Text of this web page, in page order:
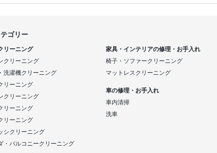
ゴリー
リーニング
クリーニング
洗濯機クリーニング
リーニング
クリーニング
リーニング
リーニング
シクリーニング
・バルコニークリーニング
家具・インテリアの修理・お手入れ
椅子・ソファークリーニング
マットレスクリーニング
車の修理・お手入れ
車内清掃
洗車